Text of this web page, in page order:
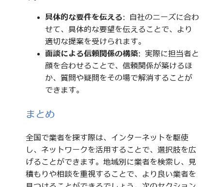
具体的な要件を伝える: 自社のニーズに合わ
せて、具体的な要望を伝えることで、より
適切な提案を受けられます。
面談による信頼関係の構築: 実際に担当者と
顔を合わせることで、信頼関係が築けるほ
か、質問や疑問をその場で解消することが
できます。
まとめ
全国で業者を探す際は、インターネットを駆使
し、ネットワークを活用することで、選択肢を広
げることができます。地域別に業者を検索し、見
積もりや相談を重視することで、より良い業者を